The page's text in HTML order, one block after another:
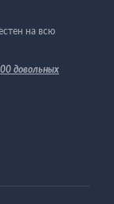
на всю
довольных